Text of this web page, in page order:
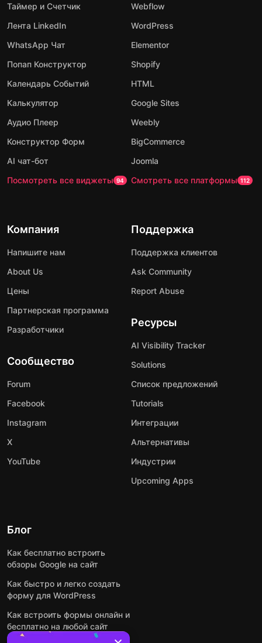
Таймер и Счетчик
Лента LinkedIn
WhatsApp Чат
Попап Конструктор
Календарь Событий
Калькулятор
Аудио Плеер
Конструктор Форм
AI чат-бот
Посмотреть все виджеты 94
Webflow
WordPress
Elementor
Shopify
HTML
Google Sites
Weebly
BigCommerce
Joomla
Смотреть все платформы 112
Компания
Напишите нам
About Us
Цены
Партнерская программа
Разработчики
Сообщество
Forum
Facebook
Instagram
X
YouTube
Поддержка
Поддержка клиентов
Ask Community
Report Abuse
Ресурсы
AI Visibility Tracker
Solutions
Список предложений
Tutorials
Интеграции
Альтернативы
Индустрии
Upcoming Apps
Блог
Как бесплатно встроить
обзоры Google на сайт
Как быстро и легко создать
форму для WordPress
Как встроить формы онлайн и
бесплатно на любой сайт